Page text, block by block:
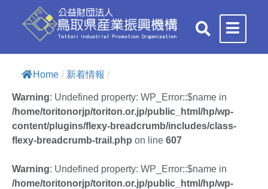
Home / 新着情報 /
Warning: Undefined property: WP_Error::$name in
/home/toritonorjp/toriton.or.jp/public_html/hp/wp-
content/plugins/flexy-breadcrumb/includes/class-
flexy-breadcrumb-trail.php on line 607
Warning: Undefined property: WP_Error::$name in
/home/toritonorjp/toriton.or.jp/public_html/hp/wp-